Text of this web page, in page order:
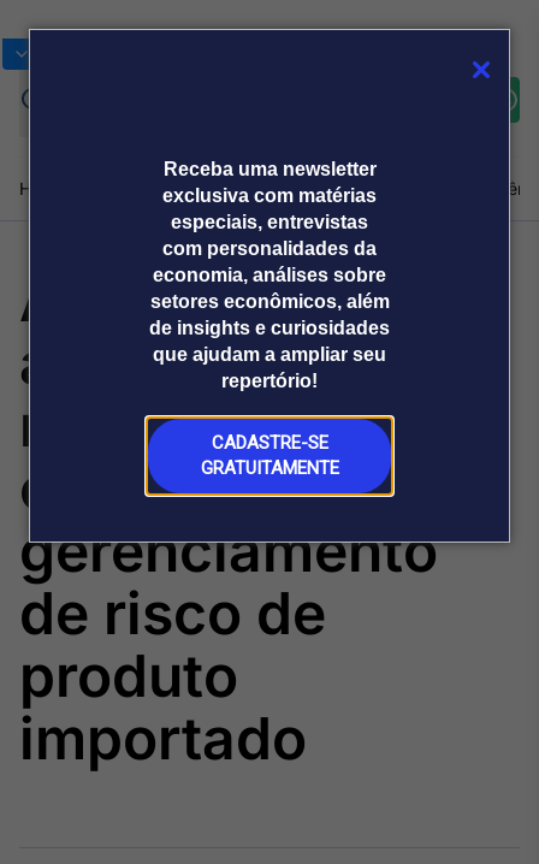
Receba uma newsletter
exclusiva com matérias
especiais, entrevistas
com personalidades da
economia, análises sobre
setores econômicos, além
de insights e curiosidades
que ajudam a ampliar seu
repertório!
CADASTRE-SE
GRATUITAMENTE
Home Produtos e soluçõesNotíciasBlogWeekend
Broadcast
Broadcast+
O mercado
financeiro em
tempo real
Broadcast
Agro
Tudo sobre o
agronegócio
Político
Sobre nós Releases Broadcast
Prêmio Broadcast
Analistas
Prêmio Broadcast
Empresas
Agências de
comunicação
Releases
Alimentos: China
adota nova
regulamentação
com
gerenciamento
de risco de
produto
importado